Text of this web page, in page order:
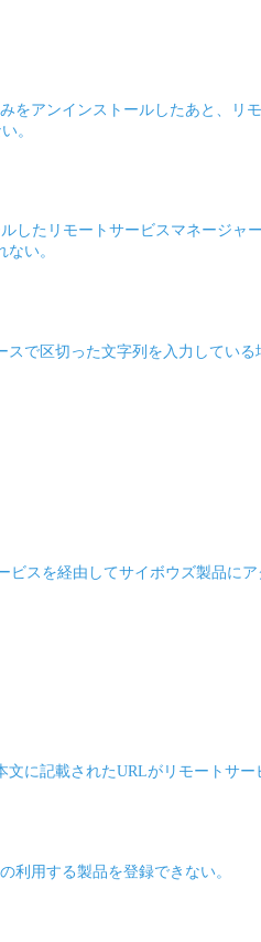
をアンインストールしたあと、リ
。
したリモートサービスマネージャ
い。
で区切った文字列を入力してい
スを経由してサイボウズ製品にア
に記載されたURLがリモートサー
利用する製品を登録できない。